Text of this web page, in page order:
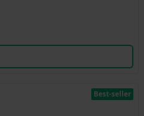
Best-seller